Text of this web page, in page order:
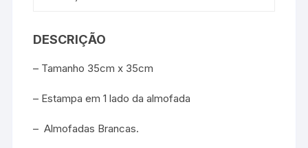
DESCRIÇÃO
– Tamanho 35cm x 35cm
– Estampa em 1 lado da almofada
– Almofadas Brancas.